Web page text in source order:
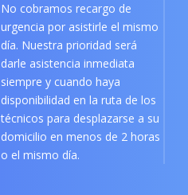
No cobramos recargo de
urgencia por asistirle el mismo
día. Nuestra prioridad será
darle asistencia inmediata
siempre y cuando haya
disponibilidad en la ruta de los
técnicos para desplazarse a su
domicilio en menos de 2 horas
o el mismo día.